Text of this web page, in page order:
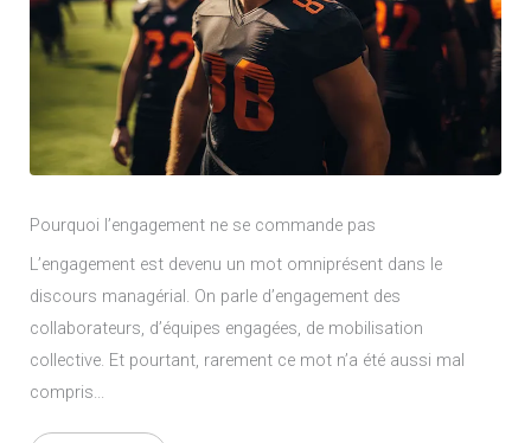
Pourquoi l’engagement ne se commande pas
L’engagement est devenu un mot omniprésent dans le
discours managérial. On parle d’engagement des
collaborateurs, d’équipes engagées, de mobilisation
collective. Et pourtant, rarement ce mot n’a été aussi mal
compris...